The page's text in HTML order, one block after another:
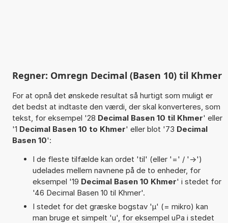
Regner: Omregn Decimal (Basen 10) til Khmer
For at opnå det ønskede resultat så hurtigt som muligt er
det bedst at indtaste den værdi, der skal konverteres, som
tekst, for eksempel '28 Decimal Basen 10 til Khmer' eller
'1 Decimal Basen 10 to Khmer' eller blot '73 Decimal
Basen 10':
I de fleste tilfælde kan ordet 'til' (eller '=' / '->')
udelades mellem navnene på de to enheder, for
eksempel '19 Decimal Basen 10 Khmer' i stedet for
'46 Decimal Basen 10 til Khmer'.
I stedet for det græske bogstav 'µ' (= mikro) kan
man bruge et simpelt 'u', for eksempel uPa i stedet